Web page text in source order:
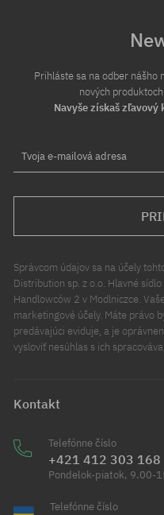
Prihláste sa na odber nášho
nových
Navyše získaš
Tvoja e-mailová adresa
Správcom údajov sa na účely
Distribution sp. z o.o. Hlavné
Handlowców 2 v Modlniczce.
marketingové účely. Máte právo
predávajúci eviduje, a je
vysloviť nesúhlas s ich
Kontakt
Telefónne číslo
+421 412 303 168
Pondelok-piatok, 9.00-
Telefónne číslo